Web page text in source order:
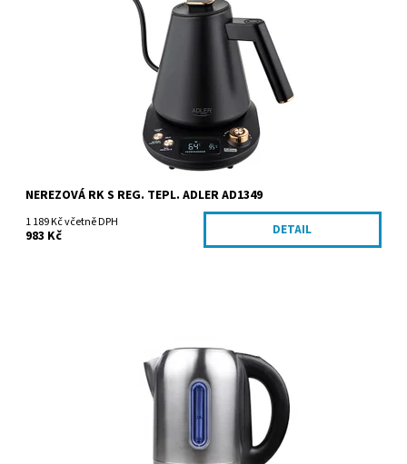
Skladem
AD1349
ADLER Sp. z o.o.
NEREZOVÁ RK S REG. TEPL. ADLER AD1349
1 189 Kč včetně DPH
983 Kč DETAIL
Skladem
CR1253
ADLER Sp. z o.o.